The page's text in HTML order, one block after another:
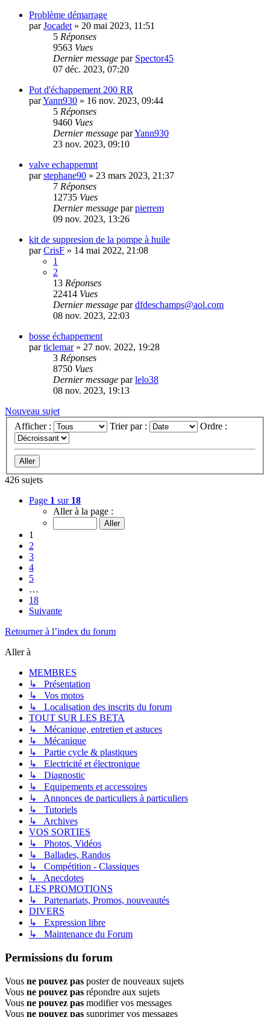
Problème démarrage
parJocadet » 20 mai 2023, 11:51
5 Réponses
9563 Vues
Dernier message par Spector45
07 déc. 2023, 07:20
Pot d'échappement 200 RR
parYann930 » 16 nov. 2023, 09:44
5 Réponses
9460 Vues
Dernier message parYann930
23 nov. 2023, 09:10
valve echappemnt
parstephane90 » 23 mars 2023, 21:37
7 Réponses
12735 Vues
Dernier message parpierrem
09 nov. 2023, 13:26
kit de suppresion de la pompe à huile
parCrisF » 14 mai 2022, 21:08
1
2
13 Réponses
22414 Vues
Dernier message pardfdeschamps@aol.com
08 nov. 2023, 22:03
bosse échappement
particlemar» 27 nov. 2022, 19:28
3 Réponses
8750 Vues
Dernier message parlelo38
08 nov. 2023, 19:13
Nouveau sujet
Afficher :
Trier par : Ordre :
426 sujets
Page 1 sur 18
Aller à la page :
1
2
3
4
5
…
18
Suivante
Retourner à l’index du forum
Aller à
MEMBRES
↳ Présentation
↳ Vos motos
↳ Localisation des inscrits du forum
TOUT SUR LES BETA
↳ Mécanique, entretien et astuces
↳ Mécanique
↳ Partie cycle & plastiques
↳ Electricité et électronique
↳ Diagnostic
↳ Equipements et accessoires
↳ Annonces de particuliers à particuliers
↳ Tutoriels
↳ Archives
VOS SORTIES
↳ Photos, Vidéos
↳ Ballades, Randos
↳ Compétition - Classiques
↳ Anecdotes
LES PROMOTIONS
↳ Partenariats, Promos, nouveautés
DIVERS
↳ Expression libre
↳ Maintenance du Forum
Permissions du forum
Vous ne pouvez pas poster de nouveaux sujets
Vous ne pouvez pas répondre aux sujets
Vous ne pouvez pas modifier vos messages
Vous ne pouvez pas supprimer vos messages